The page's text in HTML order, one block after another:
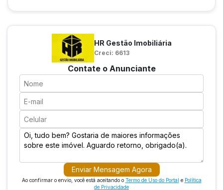
HR Gestão Imobiliária
Creci: 6613
Contate o Anunciante
Enviar Mensagem Agora
Ao confirmar o envio, você está aceitando o Termo de Uso do Portal e Política
de Privacidade